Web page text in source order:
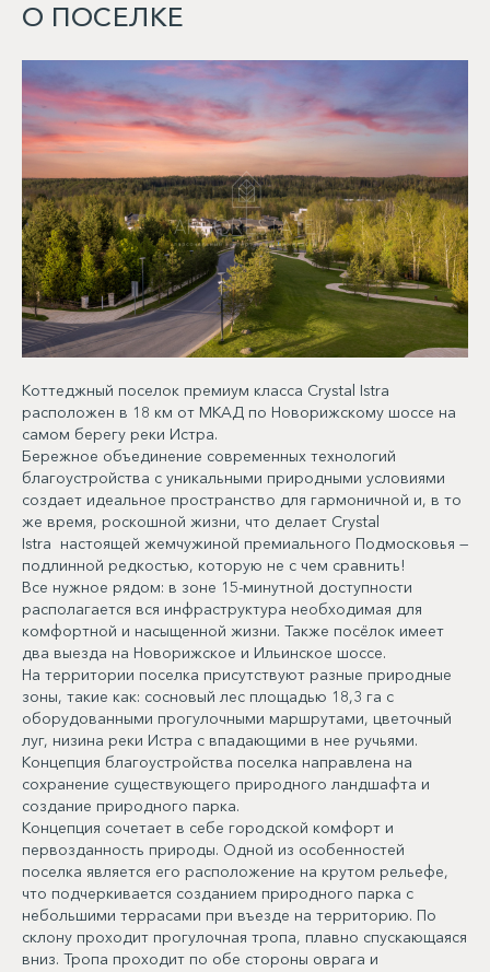
О ПОСЕЛКЕ
Коттеджный поселок премиум класса Crystal Istra
расположен в 18 км от МКАД по Новорижскому шоссе на
самом берегу реки Истра.
Бережное объединение современных технологий
благоустройства с уникальными природными условиями
создает идеальное пространство для гармоничной и, в то
же время, роскошной жизни, что делает Crystal
Istra настоящей жемчужиной премиального Подмосковья —
подлинной редкостью, которую не с чем сравнить!
Все нужное рядом: в зоне 15-минутной доступности
располагается вся инфраструктура необходимая для
комфортной и насыщенной жизни. Также посёлок имеет
два выезда на Новорижское и Ильинское шоссе.
На территории поселка присутствуют разные природные
зоны, такие как: сосновый лес площадью 18,3 га с
оборудованными прогулочными маршрутами, цветочный
луг, низина реки Истра с впадающими в нее ручьями.
Концепция благоустройства поселка направлена на
сохранение существующего природного ландшафта и
создание природного парка.
Концепция сочетает в себе городской комфорт и
первозданность природы. Одной из особенностей
поселка является его расположение на крутом рельефе,
что подчеркивается созданием природного парка с
небольшими террасами при въезде на территорию. По
склону проходит прогулочная тропа, плавно спускающаяся
вниз. Тропа проходит по обе стороны оврага и